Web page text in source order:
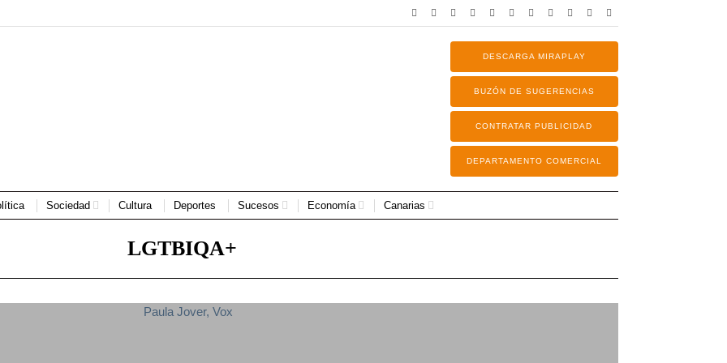
DESCARGA MIRAPLAY
BUZÓN DE SUGERENCIAS
CONTRATAR PUBLICIDAD
DEPARTAMENTO COMERCIAL
Sociedad Cultura Deportes Sucesos Economía Canarias
LGTBIQA+